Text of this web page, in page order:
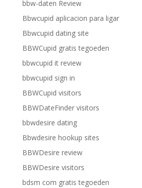
bbw-daten Review
Bbwcupid aplicacion para ligar
Bbwcupid dating site
BBWCupid gratis tegoeden
bbwcupid it review
bbwcupid sign in
BBWCupid visitors
BBWDateFinder visitors
bbwdesire dating
Bbwdesire hookup sites
BBWDesire review
BBWDesire visitors
bdsm com gratis tegoeden